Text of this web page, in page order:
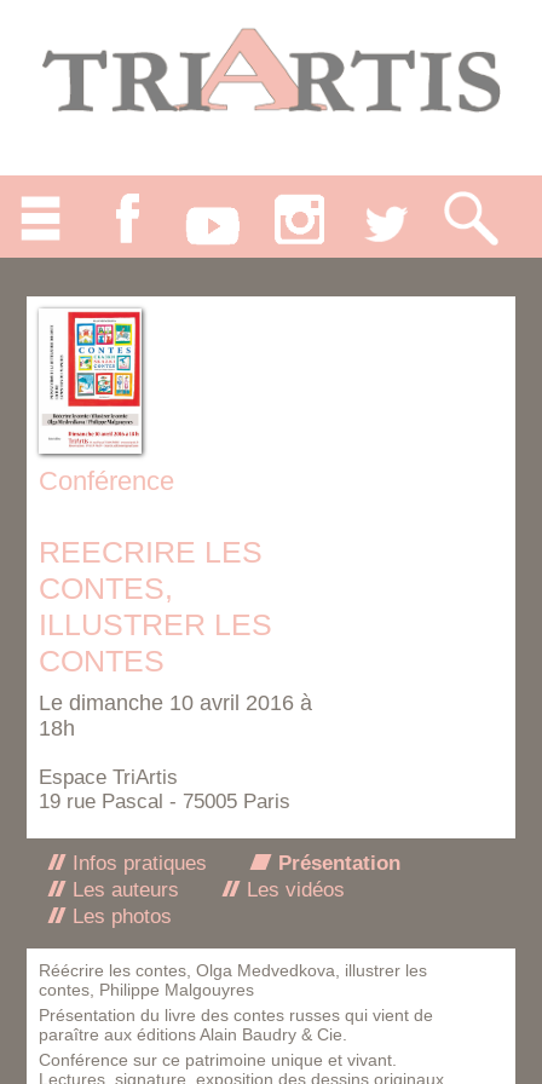
Conférence
REECRIRE LES
CONTES,
ILLUSTRER LES
CONTES
Le dimanche 10 avril 2016 à
18h
Espace TriArtis
19 rue Pascal - 75005 Paris
Infos pratiques
Présentation
Les auteurs
Les vidéos
Les photos
Réécrire les contes, Olga Medvedkova, illustrer les
contes, Philippe Malgouyres
Présentation du livre des contes russes qui vient de
paraître aux éditions Alain Baudry & Cie.
Conférence sur ce patrimoine unique et vivant.
Lectures, signature, exposition des dessins originaux.